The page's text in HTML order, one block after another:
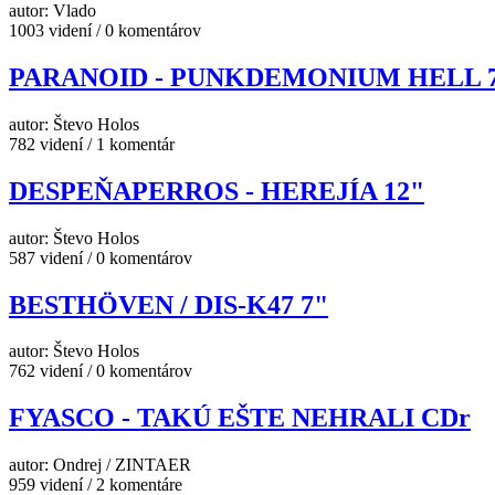
autor: Vlado
1003 videní / 0 komentárov
PARANOID - PUNKDEMONIUM HELL
autor: Števo Holos
782 videní / 1 komentár
DESPEŇAPERROS - HEREJÍA 12"
autor: Števo Holos
587 videní / 0 komentárov
BESTHÖVEN / DIS-K47 7"
autor: Števo Holos
762 videní / 0 komentárov
FYASCO - TAKÚ EŠTE NEHRALI CDr
autor: Ondrej / ZINTAER
959 videní / 2 komentáre